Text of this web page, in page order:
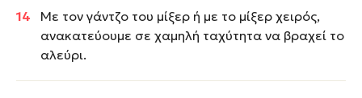
Με τον γάντζο του μίξερ ή με το μίξερ χειρός,
ανακατεύουμε σε χαμηλή ταχύτητα να βραχεί το
αλεύρι.